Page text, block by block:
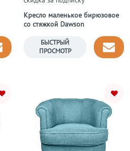
Кресло маленькое бирюзовое
со стяжкой Dawson
БЫСТРЫЙ
ПРОСМОТР